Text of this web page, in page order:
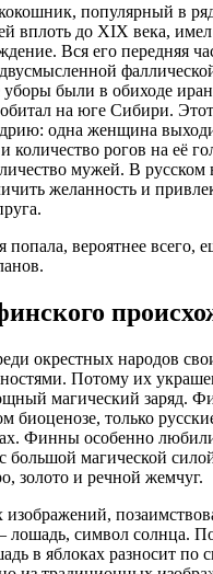
популярный в
вплоть до XIX века,
Вся его передняя
были в обиходе
на юге Сибири.
одна женщина
количество рогов на её
мужей. В русском
желанность и
попала, вероятнее всего,
окрестных народов
Потому их
магический заряд.
биоценозе, только
Финны особенно
большой магической
золото и речной жемчуг.
лошадь, символ солнца.
в яблоках разносит по